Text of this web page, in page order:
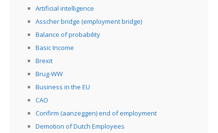
Artificial intelligence
Asscher bridge (employment bridge)
Balance of probability
Basic Income
Brexit
Brug-WW
Business in the EU
CAO
Confirm (aanzeggen) end of employment
Demotion of Dutch Employees